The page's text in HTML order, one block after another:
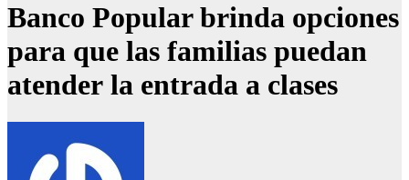
Banco Popular brinda opciones
para que las familias puedan
atender la entrada a clases